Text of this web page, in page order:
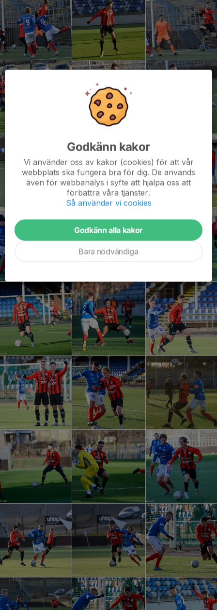
Godkänn kakor
Vi använder oss av kakor (cookies) för att vår
webbplats ska fungera bra för dig. De används
även för webbanalys i syfte att hjälpa oss att
förbättra våra tjänster.
Så använder vi cookies
Godkänn alla kakor
Bara nödvändiga